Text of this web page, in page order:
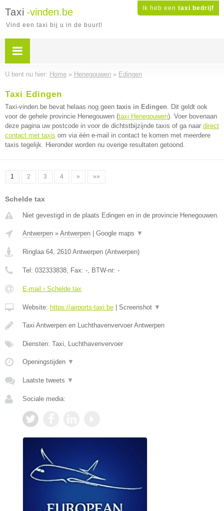
Ik heb een taxi bedrijf
Taxi -vinden.be
Vind een taxi bij u in de buurt!
U bent nu hier: Home » Henegouwen » Edingen
Taxi Edingen
Taxi-vinden.be bevat helaas nog geen taxis in Edingen. Dit geldt ook
voor de gehele provincie Henegouwen (taxi Henegouwen). Voer bovenaan
deze pagina uw postcode in voor de dichtstbijzijnde taxis of ga naar direct
contact met taxis om via één e-mail in contact te komen met meerdere
taxis tegelijk. Hieronder worden nu overige resultaten getoond.
1 2 3 4 » »»
Schelde tax
Niet gevestigd in de plaats Edingen en in de provincie Henegouwen.
Antwerpen » Antwerpen Google maps ▼
Ringlaa 64, 2610 Antwerpen (Antwerpen)
Tel: 032333838, Fax: -, BTW-nr: -
E-mail › Schelde tax
Website: https://airports-taxi.be Screenshot ▼
Taxi Antwerpen en Luchthavenvervoer Antwerpen
Diensten: Taxi, Luchthavenvervoer
Openingstijden ▼
Laatste tweets ▼
Sociale media: